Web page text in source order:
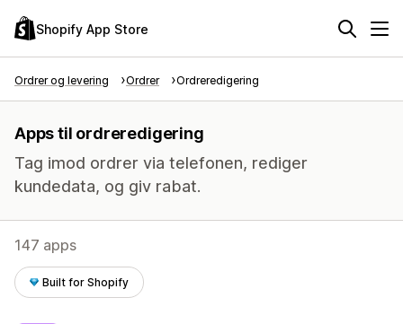
Shopify App Store
Ordrer og levering Ordrer Ordreredigering
Apps til ordreredigering
Tag imod ordrer via telefonen, rediger
kundedata, og giv rabat.
147 apps
Built for Shopify